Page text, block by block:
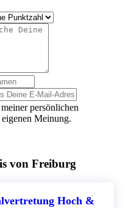
persönlichen
Meinung.
von Freiburg
Hoch &